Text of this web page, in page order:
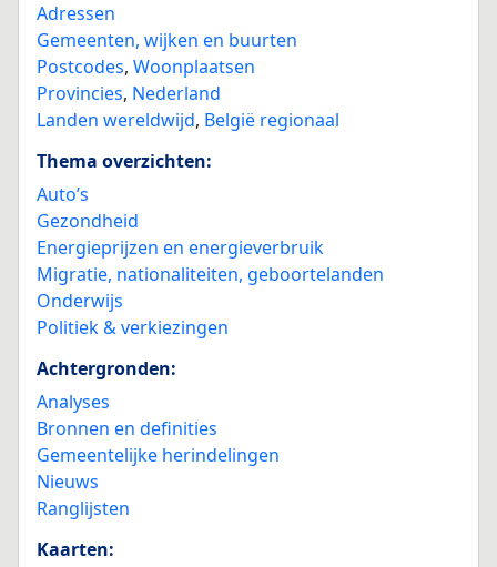
Adressen
Gemeenten, wijken en buurten
Postcodes, Woonplaatsen
Provincies, Nederland
Landen wereldwijd, België regionaal
Thema overzichten:
Auto’s
Gezondheid
Energieprijzen en energieverbruik
Migratie, nationaliteiten, geboortelanden
Onderwijs
Politiek & verkiezingen
Achtergronden:
Analyses
Bronnen en definities
Gemeentelijke herindelingen
Nieuws
Ranglijsten
Kaarten: